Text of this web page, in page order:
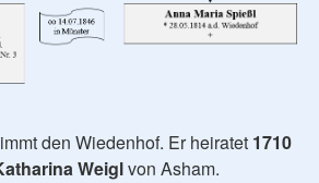
den Wiedenhof. Er heiratet 1710
Weiglvon Asham.